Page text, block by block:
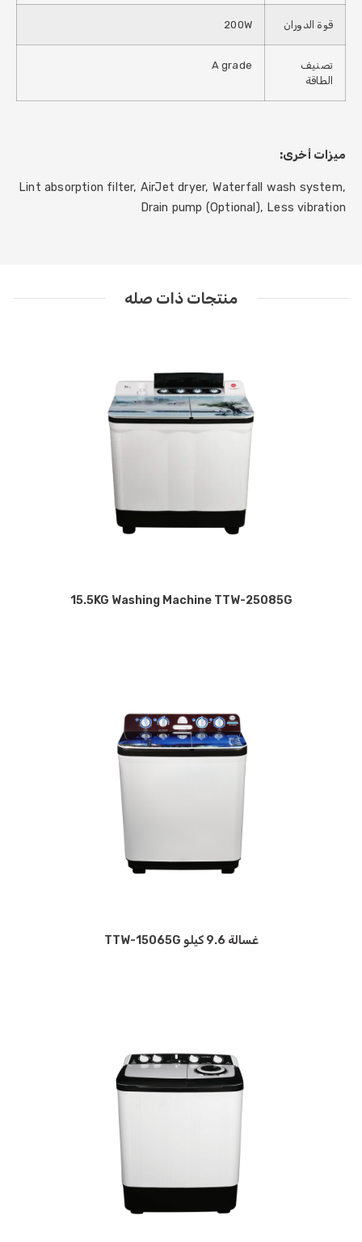
قوة الدوران 200W
تصنيف
الطاقة
A grade
ميزات أخرى:
Lint absorption filter, AirJet dryer, Waterfall wash system,
Drain pump (Optional), Less vibration
منتجات ذات صله
15.5KG Washing Machine TTW-25085G
غسالة 9.6 كيلو TTW-15065G